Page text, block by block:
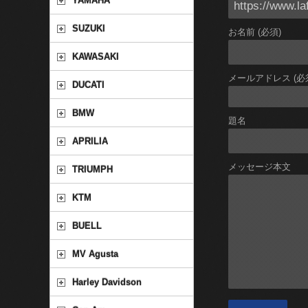
お名前 (必須)
メールアドレス (必
題名
メッセージ本文
SUZUKI
KAWASAKI
DUCATI
BMW
APRILIA
TRIUMPH
KTM
BUELL
MV Agusta
Harley Davidson